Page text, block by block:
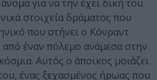
για να την έχει δική του.
στοιχεία δράματος που
που στήνει ο Κόνραντ
από έναν πόλεμο ανάμεσα στην
Αυτός ο άποικος μοιάζει
ένας ξεχασμένος ήρωας που